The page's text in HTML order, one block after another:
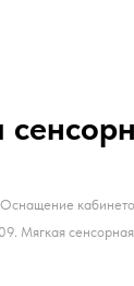
Оснащение
09. Мягкая